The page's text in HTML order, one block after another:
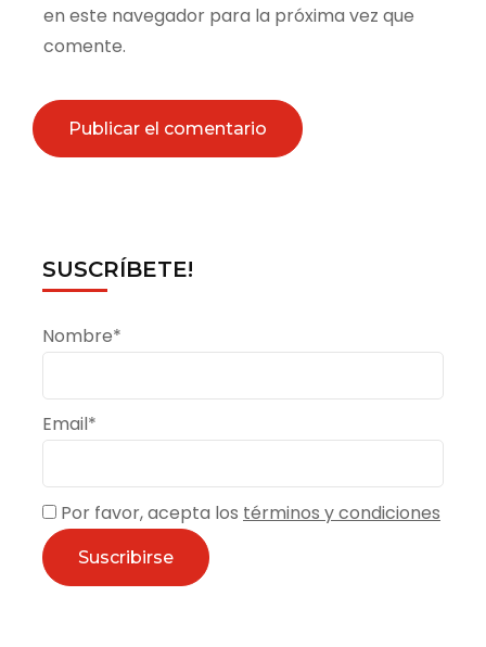
en este navegador para la próxima vez que
comente.
SUSCRÍBETE!
Nombre*
Email*
Por favor, acepta los términos y condiciones